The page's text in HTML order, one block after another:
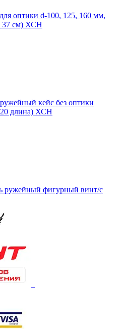
оптики d-100, 125, 160 мм,
37 см) ХСН
кейс без оптики
длина) ХСН
ружейный фигурный винт/с